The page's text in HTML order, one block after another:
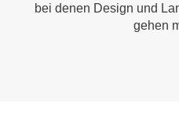
bei denen Design und
gehen